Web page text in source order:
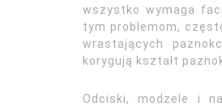
wszystko wymaga
tym problemom,
wrastających
korygują kształt
Odciski, modzele i